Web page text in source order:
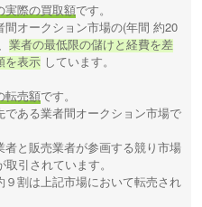
実際の買取額です。
オークション市場の(年間 約20
業者の最低限の儲けと経費を差
を表示 しています。
転売額です。
ある業者間オークション市場で
と販売業者が参画する競り市場
引されています。
割は上記市場において転売され